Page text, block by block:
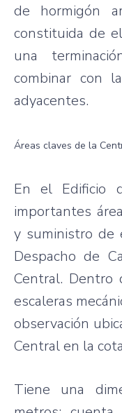
de hormigón
constituida de
una
combinar con
adyacentes.
Áreas claves de la
En el Edificio
importantes
y suministro de
Despacho de
Central.
escaleras
observación
Central en la
Tiene una